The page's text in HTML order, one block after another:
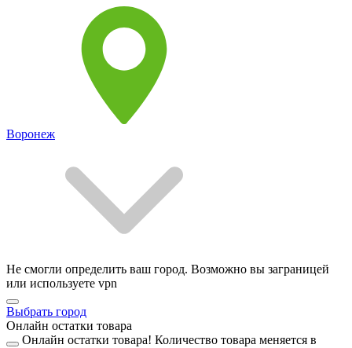
Воронеж
Не смогли определить ваш город. Возможно вы заграницей
или используете vpn
Выбрать город
Онлайн остатки товара
Онлайн остатки товара! Количество товара меняется в